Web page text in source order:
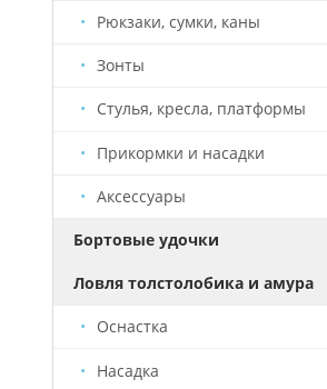
Рюкзаки, сумки, каны
Зонты
Стулья, кресла, платформы
Прикормки и насадки
Насадки Старый Призрак
Аксессуары
Бортовые удочки
Ловля толстолобика и амура
Оснастка
Насадка